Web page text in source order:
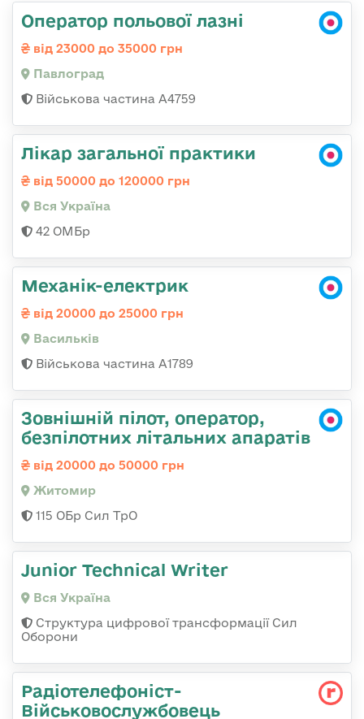
Оператор польової лазні
від 23000 до 35000 грн
Павлоград
Військова частина А4759
Лікар загальної практики
від 50000 до 120000 грн
Вся Україна
42 ОМБр
Механік-електрик
від 20000 до 25000 грн
Васильків
Військова частина А1789
Зовнішній пілот, оператор,
безпілотних літальних апаратів
від 20000 до 50000 грн
Житомир
115 ОБр Сил ТрО
Junior Technical Writer
Вся Україна
Структура цифрової трансформації Сил
Оборони
Радіотелефоніст-
Військовослужбовець